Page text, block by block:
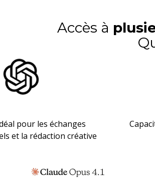
Accès à
pour les échanges
et la rédaction créative